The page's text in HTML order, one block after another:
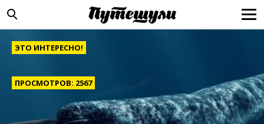
ЭТО ИНТЕРЕСНО!
ПРОСМОТРОВ: 2567